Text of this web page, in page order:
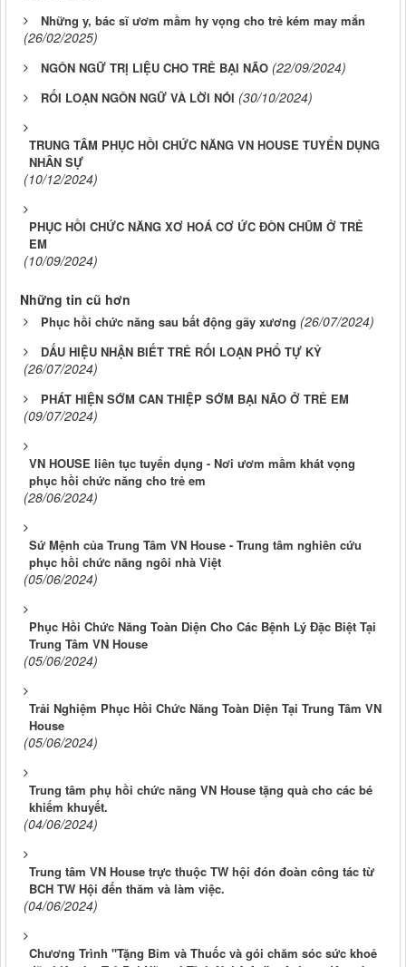
Những y, bác sĩ ươm mầm hy vọng cho trẻ kém may mắn
(26/02/2025)
NGÔN NGỮ TRỊ LIỆU CHO TRẺ BẠI NÃO (22/09/2024)
RỐI LOẠN NGÔN NGỮ VÀ LỜI NÓI (30/10/2024)
TRUNG TÂM PHỤC HỒI CHỨC NĂNG VN HOUSE TUYỂN DỤNG
NHÂN SỰ
(10/12/2024)
PHỤC HỒI CHỨC NĂNG XƠ HOÁ CƠ ỨC ĐÒN CHŨM Ở TRẺ
EM
(10/09/2024)
Những tin cũ hơn
Phục hồi chức năng sau bất động gãy xương (26/07/2024)
DẤU HIỆU NHẬN BIẾT TRẺ RỐI LOẠN PHỔ TỰ KỶ
(26/07/2024)
PHÁT HIỆN SỚM CAN THIỆP SỚM BẠI NÃO Ở TRẺ EM
(09/07/2024)
VN HOUSE liên tục tuyển dụng - Nơi ươm mầm khát vọng
phục hồi chức năng cho trẻ em
(28/06/2024)
Sứ Mệnh của Trung Tâm VN House - Trung tâm nghiên cứu
phục hồi chức năng ngôi nhà Việt
(05/06/2024)
Phục Hồi Chức Năng Toàn Diện Cho Các Bệnh Lý Đặc Biệt Tại
Trung Tâm VN House
(05/06/2024)
Trải Nghiệm Phục Hồi Chức Năng Toàn Diện Tại Trung Tâm VN
House
(05/06/2024)
Trung tâm phụ hồi chức năng VN House tặng quà cho các bé
khiếm khuyết.
(04/06/2024)
Trung tâm VN House trực thuộc TW hội đón đoàn công tác từ
BCH TW Hội đến thăm và làm việc.
(04/06/2024)
Chương Trình "Tặng Bỉm và Thuốc và gói chăm sóc sức khoẻ